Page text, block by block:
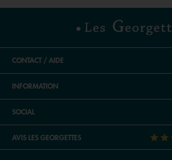
CONTACT / AIDE
INFORMATION
SOCIAL
AVIS LES GEORGETTES